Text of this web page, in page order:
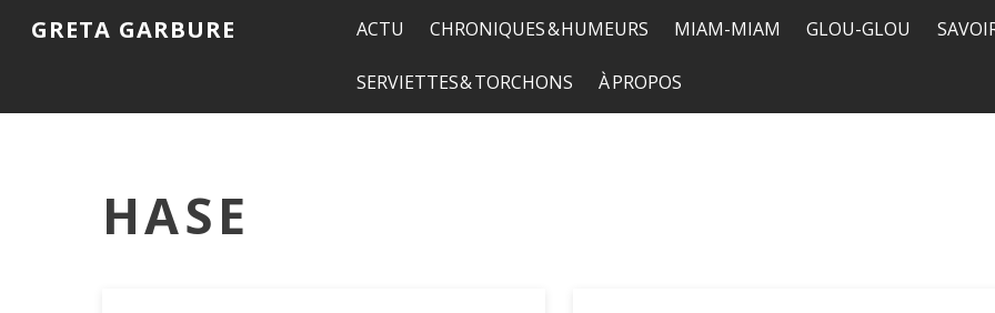
GRETA GARBURE ACTU CHRONIQUES & HUMEURS MIAM-MIAM GLOU-GLOU
SERVIETTES & TORCHONS À PROPOS
HASE